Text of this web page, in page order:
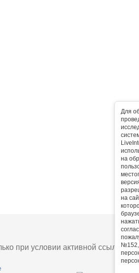
Для
на
на
№152,
при условии активной ссылки на